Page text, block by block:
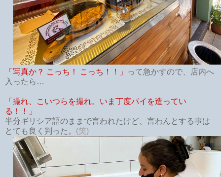
「写真か？ こっち！ こっち！！」
って急かすので、店内へ
入ったら…
「撮れ、こいつらを撮れ。いま丁度パイを造ってい
る！！」
半分ギリシア語のままで言われたけど、言わんとする事は
とても良く判った。 (笑)